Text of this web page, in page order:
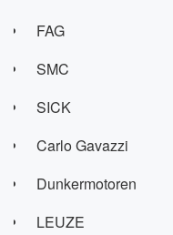
FAG
SMC
SICK
Carlo Gavazzi
Dunkermotoren
LEUZE